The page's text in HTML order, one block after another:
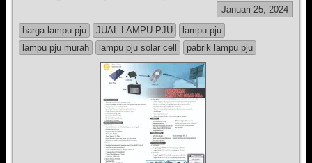
Januari 25, 2024
harga lampu pju
JUAL LAMPU PJU
lampu pju
lampu pju murah
lampu pju solar cell pabrik lampu pju